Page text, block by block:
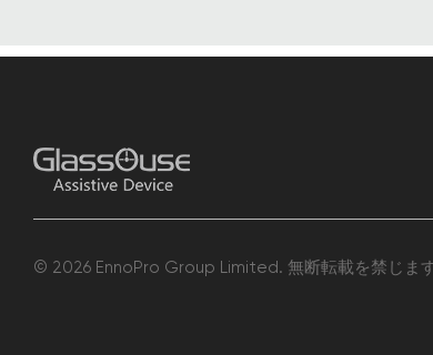
© 2026 EnnoPro Group Limited. 無断転載を禁じま